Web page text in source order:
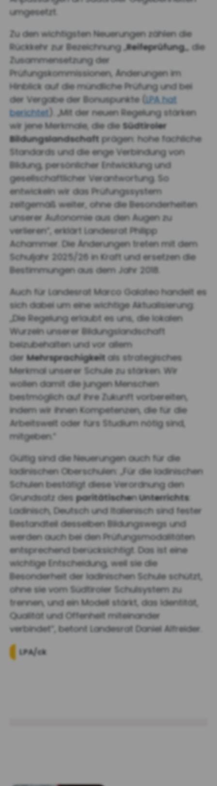
umgesetzt.
Zu den wichtigsten Neuerungen zählen die
Rückkehr zur Bezeichnung „Reifeprüfung„, die
Zusammensetzung der
Prüfungskommissionen, Änderungen im
Hinblick auf die mündliche Prüfung und bei
der Vergabe der Bonuspunkte ( LPA hat
berichtet ). „Mit der neuen Regelung stärken
wir jene Merkmale, die die Südtiroler
Bildungslandschaft prägen: hohe fachliche
Standards und die enge Verbindung von
Bildung, persönlicher Entwicklung und
gesellschaftlicher Verantwortung. So
entwickeln wir das Prüfungssystem
zeitgemäß weiter, ohne die Besonderheiten
unserer Autonomie aus den Augen zu
verlieren“, erklärt Landesrat Philipp
Achammer. Die Änderungen treten mit dem
Schuljahr 2025/26 in Kraft und ersetzen die
Bestimmungen aus dem Jahr 2018.
Auch für Landesrat Marco Galateohandelt es
sich dabei um eine wichtige Aktualisierung:
„Die Regelung erlaubt es uns, die lokalen
Wurzeln unserer Bildungslandschaft
beizubehalten und vor allem
derMehrsprachigkeit als strategisches
Merkmal unserer Schule zu stärken. Wir
wollen damit die jungen Menschen
bestmöglich auf ihre Zukunft vorbereiten,
indem wir ihnen Kompetenzen, die für die
Arbeitswelt oder fürs Studium nötig sind,
mitgeben.“
Gültig sind die Neuerungen auch für die
ladinischen Oberschulen: „Für die ladinischen
Schulen bestätigt diese Verordnung den
Grundsatz desparitätischenUnterrichts:
Ladinisch, Deutsch und Italienisch sind fester
Bestandteil desselben Bildungswegs und
werden auch bei den Prüfungsmodalitäten
entsprechend berücksichtigt. Das ist eine
wichtige Entscheidung, weil sie die
Besonderheit der ladinischen Schule schützt,
ohne sie vom Südtiroler Schulsystem zu
trennen, und ein Modell stärkt, das Identität,
Qualität und Offenheit miteinander
verbindet“, betont Landesrat Daniel Alfreider.
LPA/ck